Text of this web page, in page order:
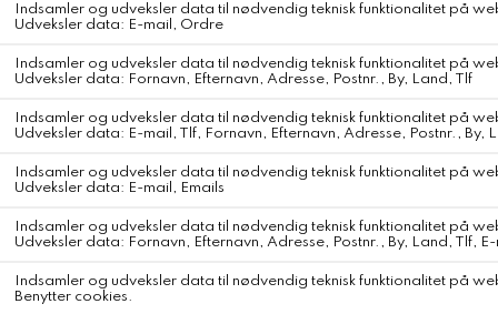
Color
A sporty attitude and iconic elements define the style of the Mini
The soft yet sporty texture of the fine-wale cotton corduroy
The welt back pockets complete the casual look with tailored
details.
This garment has a regular fit. We recommend buying your usual
Composition 100% Cotton